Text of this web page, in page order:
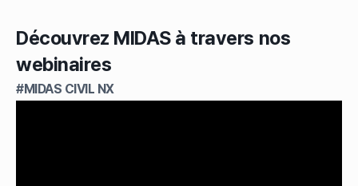
Découvrez MIDAS à travers nos
webinaires
#MIDAS CIVIL NX